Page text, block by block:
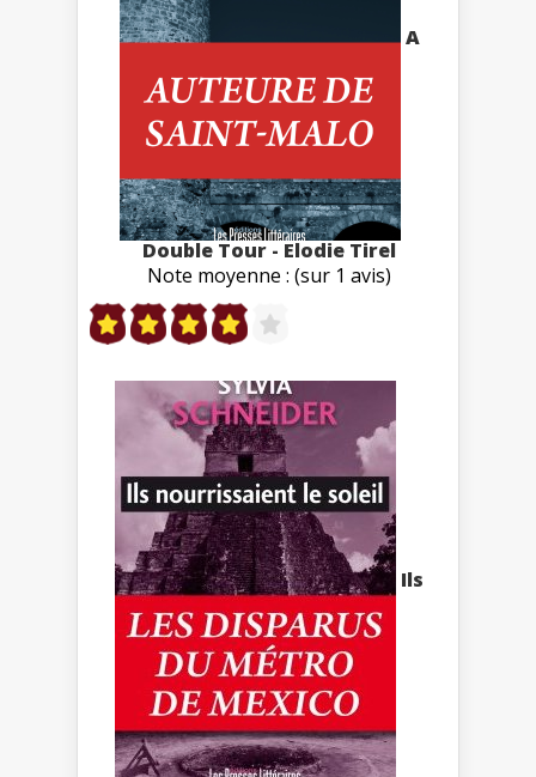
A
Double Tour - Elodie Tirel
Note moyenne : (sur 1 avis)
Ils